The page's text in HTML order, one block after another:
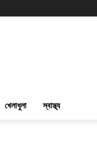
খেলাধুলা স্বাস্থ্য